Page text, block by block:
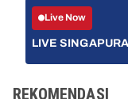
Live Now
LIVE